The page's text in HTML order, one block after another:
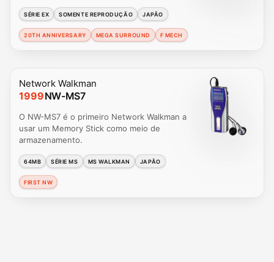
SÉRIE EX SOMENTE REPRODUÇÃO JAPÃO
20TH ANNIVERSARY MEGA SURROUND F MECH
Network Walkman
1999NW-MS7
O NW-MS7 é o primeiro Network Walkman a
usar um Memory Stick como meio de
armazenamento.
64MB SÉRIE MS MS WALKMAN JAPÃO
FIRST NW